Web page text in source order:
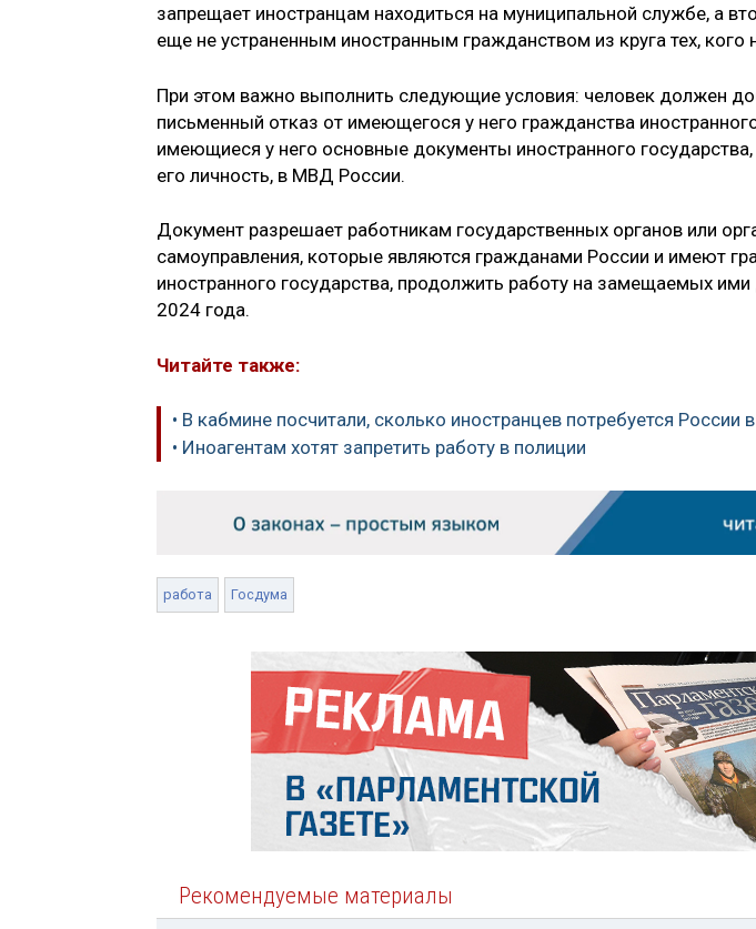
запрещает иностранцам находиться на муниципальной службе, а
еще не устраненным иностранным гражданством из круга тех, кого
При этом важно выполнить следующие условия: человек должен
письменный отказ от имеющегося у него гражданства
имеющиеся у него основные документы иностранного
его личность, в МВД России.
Документ разрешает работникам государственных органов или
самоуправления, которые являются гражданами России и имеют
иностранного государства, продолжить работу на замещаемых
2024 года.
Читайте также:
• В кабмине посчитали, сколько иностранцев потребуется России
• Иноагентам хотят запретить работу в полиции
работа Госдума
Рекомендуемые материалы